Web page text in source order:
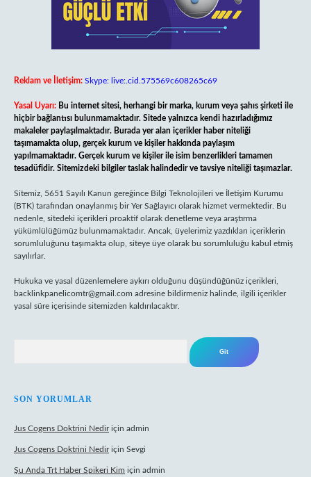
Reklam ve İletişim: Skype: live:.cid.575569c608265c69
Yasal Uyarı: Bu internet sitesi, herhangi bir marka, kurum veya şahıs şirketi ile
hiçbir bağlantısı bulunmamaktadır. Sitede yalnızca kendi hazırladığımız
makaleler paylaşılmaktadır. Burada yer alan içerikler haber niteliği
taşımamakta olup, gerçek kurum ve kişiler hakkında paylaşım
yapılmamaktadır. Gerçek kurum ve kişiler ile isim benzerlikleri tamamen
tesadüfidir. Sitemizdeki bilgiler taslak halindedir ve tavsiye niteliği taşımazlar.
Sitemiz, 5651 Sayılı Kanun gereğince Bilgi Teknolojileri ve İletişim Kurumu
(BTK) tarafından onaylanmış bir Yer Sağlayıcı olarak hizmet vermektedir. Bu
nedenle, sitedeki içerikleri proaktif olarak denetleme veya araştırma
yükümlülüğümüz bulunmamaktadır. Ancak, üyelerimiz yazdıkları içeriklerin
sorumluluğunu taşımakta olup, siteye üye olarak bu sorumluluğu kabul etmiş
sayılırlar.
Hukuka ve yasal düzenlemelere aykırı olduğunu düşündüğünüz içerikleri,
backlinkpanelicomtr@gmail.com adresine bildirmeniz halinde, ilgili içerikler
yasal süre içerisinde sitemizden kaldırılacaktır.
SON YORUMLAR
Jus Cogens Doktrini Nediriçin admin
Jus Cogens Doktrini Nediriçin Sevgi
Şu Anda Trt Haber Spikeri Kim için admin